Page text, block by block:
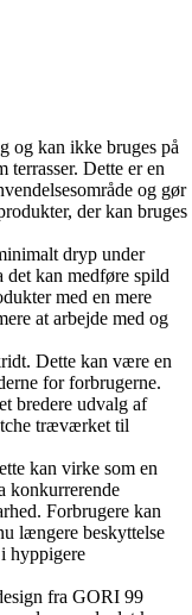
og kan ikke bruges på
terrasser. Dette er en
og gør
der kan bruges
dryp under
kan medføre spild
med en mere
at arbejde med og
Dette kan være en
for forbrugerne.
bredere udvalg af
træværket til
kan virke som en
konkurrerende
Forbrugere kan
længere beskyttelse
hyppigere
fra GORI 99